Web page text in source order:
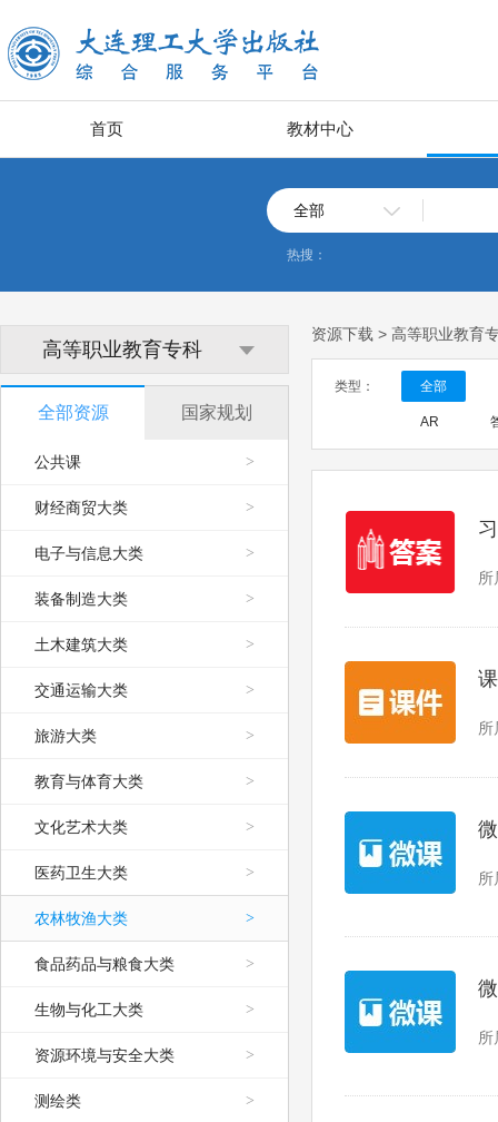
首页 教材中心
全部
热搜：
高等职业教育专科
全部资源
公共课 >
财经商贸大类 >
电子与信息大类 >
装备制造大类 >
土木建筑大类 >
交通运输大类 >
旅游大类 >
教育与体育大类 >
文化艺术大类 >
医药卫生大类 >
农林牧渔大类 >
食品药品与粮食大类 >
生物与化工大类 >
资源环境与安全大类 >
测绘类 >
国家规划
资源下载 > 高等职业教育
类型： 全部
AR
所
所
所
所